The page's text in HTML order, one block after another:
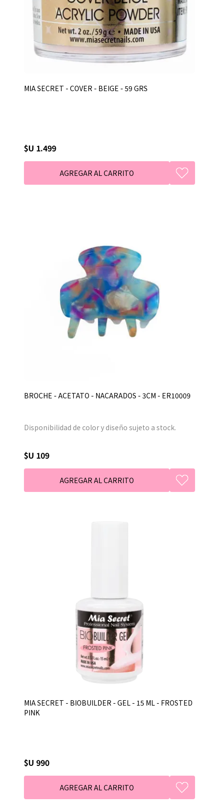
MIA SECRET - COVER - BEIGE - 59 GRS
$U 1.499
BROCHE - ACETATO - NACARADOS - 3CM - ER10009
Disponibilidad de color y diseño sujeto a stock.
$U 109
MIA SECRET - BIOBUILDER - GEL - 15 ML - FROSTED
PINK
$U 990